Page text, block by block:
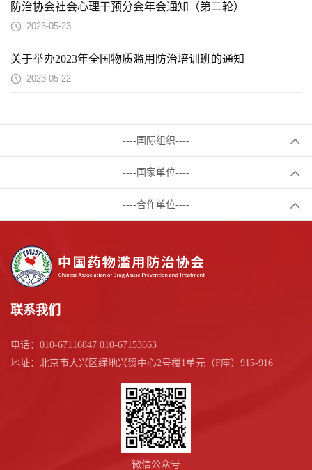
防治协会社会心理干预分会年会通知（第二轮）
2023-05-23
关于举办2023年全国物质滥用防治培训班的通知
2023-05-22
----国际组织----
----国家单位----
----合作单位----
联系我们
电话：010-67116847 010-67153663
地址：北京市大兴区绿地兴贸中心2号楼1单元（F座）915-916
微信公众号